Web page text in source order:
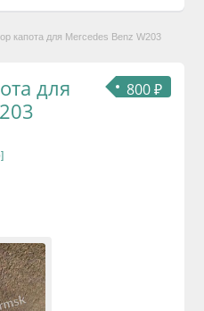
капота для Mercedes Benz W203
800 ₽
для